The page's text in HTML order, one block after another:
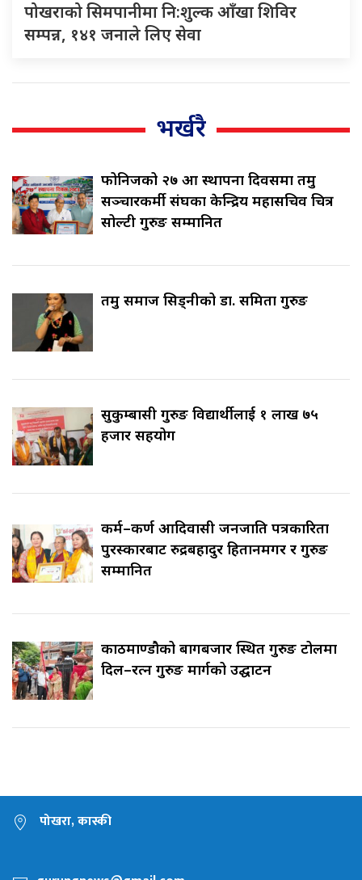
पोखराको सिमपानीमा नि:शुल्क आँखा शिविर
सम्पन्न, १४१ जनाले लिए सेवा
भर्खरै
फोनिजको २७ औँ स्थापना दिवसमा तमु
सञ्चारकर्मी संघका केन्द्रिय महासचिव चित्र
सोल्टी गुरुङ सम्मानित
तमु समाज सिड्नीको डा. समिता गुरुङ
सुकुम्बासी गुरुङ विद्यार्थीलाई १ लाख ७५
हजार सहयोग
कर्म–कर्ण आदिवासी जनजाति पत्रकारिता
पुरस्कारबाट रुद्रबहादुर हितानमगर र गुरुङ
सम्मानित
काठमाण्डौको बागबजार स्थित गुरुङ टोलमा
दिल–रत्न गुरुङ मार्गको उद्घाटन
पोखरा, कास्की